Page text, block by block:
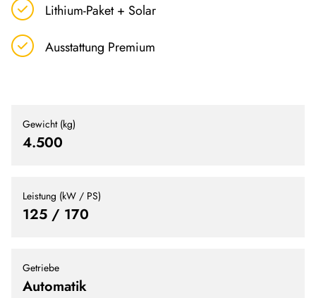
Lithium-Paket + Solar
Ausstattung Premium
Gewicht (kg)
4.500
Leistung (kW / PS)
125 / 170
Getriebe
Automatik